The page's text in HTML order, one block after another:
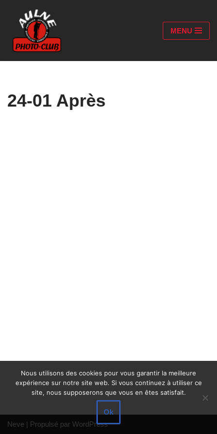
Aller
au
contenu
MENU
24-01 Après
Neve | Propulsé par WordPress
Nous utilisons des cookies pour vous garantir la meilleure
expérience sur notre site web. Si vous continuez à utiliser ce
site, nous supposerons que vous en êtes satisfait.
Ok